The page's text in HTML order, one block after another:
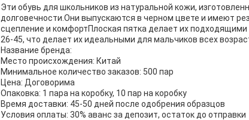
Эти обувь для школьников из натуральной кожи,
долговечности.Они выпускаются в черном цвете и имеют
сцепление и комфортПлоская пятка делает их
26-45, что делает их идеальными для мальчиков всех
Название бренда:
Место происхождения: Китай
Минимальное количество заказов: 500 пар
Цена: Договорима
Опаковка: 1 пара на коробку, 10 пар на коробку
Время доставки: 45-50 дней после одобрения образцов
Условия оплаты: 30% аванс за депозит, остаток до отправки